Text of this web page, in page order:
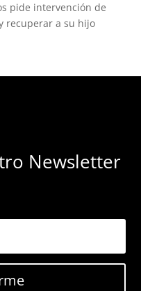
pide intervención de
recuperar a su hijo
Newsletter